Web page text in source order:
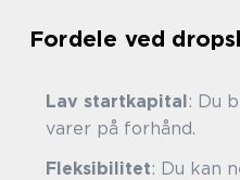
Fordele ved
Lav startkapital: Du
varer på forhånd.
Fleksibilitet: Du kan